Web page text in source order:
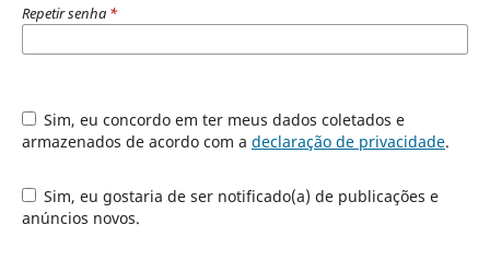
Repetir senha *
Sim, eu concordo em ter meus dados coletados e
armazenados de acordo com a declaração de privacidade.
Sim, eu gostaria de ser notificado(a) de publicações e
anúncios novos.